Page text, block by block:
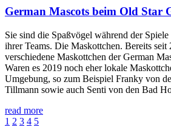
German Mascots beim Old Star
Sie sind die Spaßvögel während der
ihrer Teams. Die Maskottchen. Bereits seit
verschiedene Maskottchen der German
Waren es 2019 noch eher lokale
Umgebung, so zum Beispiel Franky von
Tillmann sowie auch Senti von den Bad
read more
1 2 3 4 5